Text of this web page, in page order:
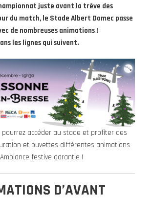
juste avant la trêve des
du match, le Stade Albert Domec passe
de nombreuses animations !
les lignes qui suivent.
pourrez accéder au stade et profiter des
et buvettes différentes animations
festive garantie !
D’AVANT